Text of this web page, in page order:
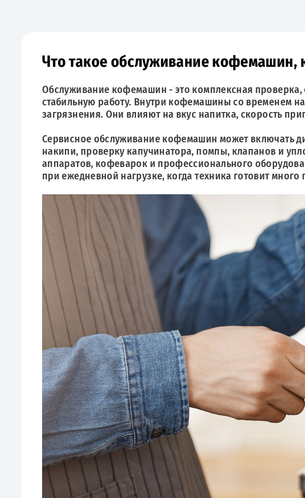
Что такое обслуживание
Обслуживание кофемашин - это комплексная проверка,
стабильную работу. Внутри кофемашины со временем
загрязнения. Они влияют на вкус напитка, скорость
Сервисное обслуживание кофемашин может включать
накипи, проверку капучинатора, помпы, клапанов и
аппаратов, кофеварок и профессионального
при ежедневной нагрузке, когда техника готовит